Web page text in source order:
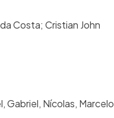
Costa; Cristian John
Gabriel, Nícolas, Marcelo